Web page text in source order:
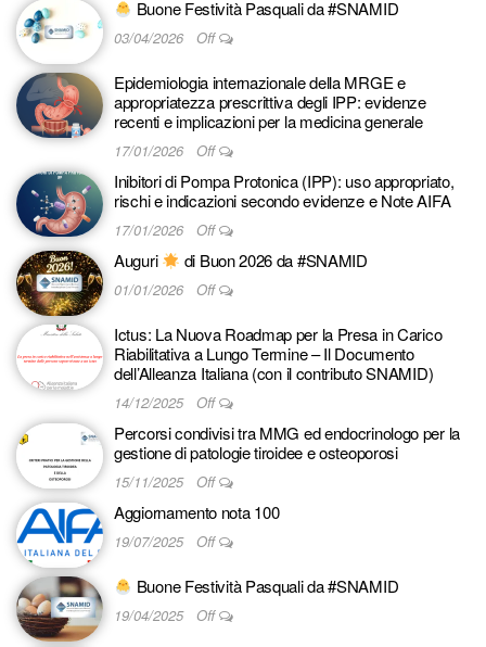
Buone Festività Pasquali da #SNAMID
03/04/2026 Off
Epidemiologia internazionale della MRGE e
appropriatezza prescrittiva degli IPP: evidenze
recenti e implicazioni per la medicina generale
17/01/2026 Off
Inibitori di Pompa Protonica (IPP): uso appropriato,
rischi e indicazioni secondo evidenze e Note AIFA
17/01/2026 Off
Auguri di Buon 2026 da #SNAMID
01/01/2026 Off
Ictus: La Nuova Roadmap per la Presa in Carico
Riabilitativa a Lungo Termine – Il Documento
dell’Alleanza Italiana (con il contributo SNAMID)
14/12/2025 Off
Percorsi condivisi tra MMG ed endocrinologo per la
gestione di patologie tiroidee e osteoporosi
15/11/2025 Off
Aggiornamento nota 100
19/07/2025 Off
Buone Festività Pasquali da #SNAMID
19/04/2025 Off